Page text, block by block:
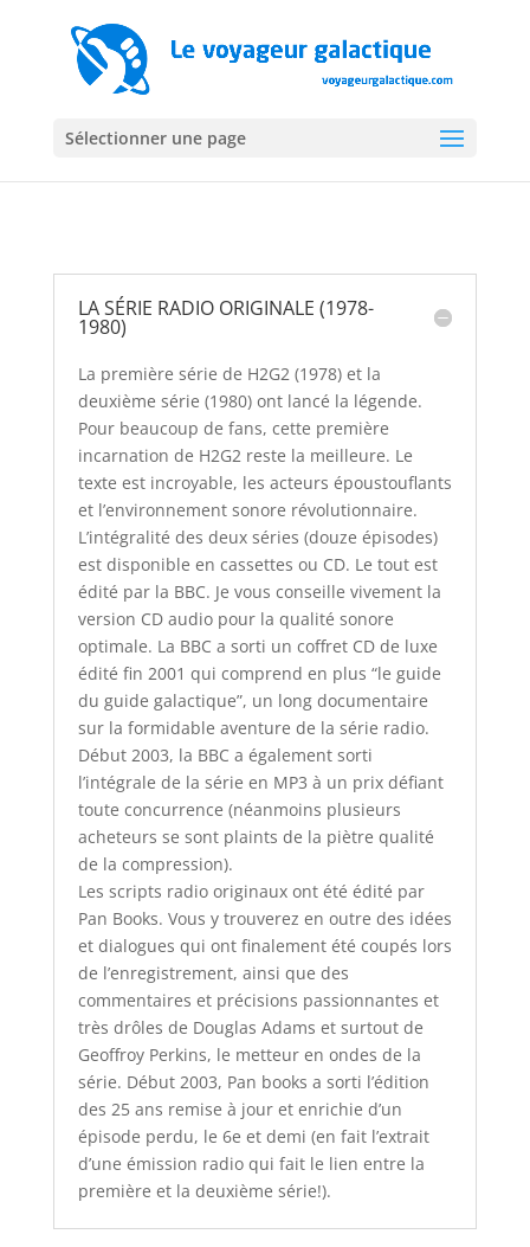
Sélectionner une page
LA SÉRIE RADIO ORIGINALE (1978-
1980)
La première série de H2G2 (1978) et la
deuxième série (1980) ont lancé la légende.
Pour beaucoup de fans, cette première
incarnation de H2G2 reste la meilleure. Le
texte est incroyable, les acteurs époustouflants
et l’environnement sonore révolutionnaire.
L’intégralité des deux séries (douze épisodes)
est disponible en cassettes ou CD. Le tout est
édité par la BBC. Je vous conseille vivement la
version CD audio pour la qualité sonore
optimale. La BBC a sorti un coffret CD de luxe
édité fin 2001 qui comprend en plus “le guide
du guide galactique”, un long documentaire
sur la formidable aventure de la série radio.
Début 2003, la BBC a également sorti
l’intégrale de la série en MP3 à un prix défiant
toute concurrence (néanmoins plusieurs
acheteurs se sont plaints de la piètre qualité
de la compression).
Les scripts radio originaux ont été édité par
Pan Books. Vous y trouverez en outre des idées
et dialogues qui ont finalement été coupés lors
de l’enregistrement, ainsi que des
commentaires et précisions passionnantes et
très drôles de Douglas Adams et surtout de
Geoffroy Perkins, le metteur en ondes de la
série. Début 2003, Pan books a sorti l’édition
des 25 ans remise à jour et enrichie d’un
épisode perdu, le 6e et demi (en fait l’extrait
d’une émission radio qui fait le lien entre la
première et la deuxième série!).